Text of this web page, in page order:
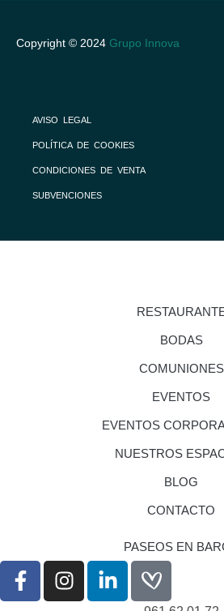
Copyright © 2024 Grupo Innova
AVISO LEGAL
POLÍTICA DE COOKIES
CONDICIONES DE VENTA
SUBVENCIONES
BODAS
COMUNIONES
EVENTOS
EVENTOS
NUESTROS
BLOG
CONTACTO
PASEOS EN